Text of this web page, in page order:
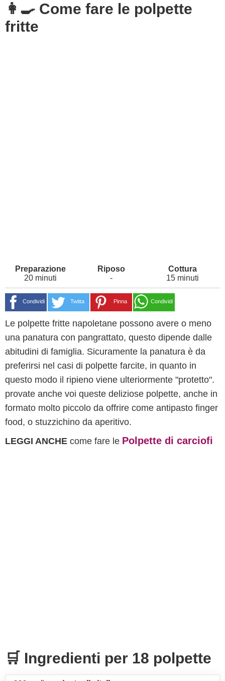
👩‍🍳 Come fare le polpette
fritte
20 minuti - 15 minuti
Condividi Twitta Pinna Condividi
Le polpette fritte napoletane possono avere o meno
una panatura con pangrattato, questo dipende dalle
abitudini di famiglia. Sicuramente la panatura è da
preferirsi nel casi di polpette farcite, in quanto in
questo modo il ripieno viene ulteriormente "protetto".
provate anche voi queste deliziose polpette, anche in
formato molto piccolo da offrire come antipasto finger
food, o stuzzichino da aperitivo.
LEGGI ANCHE come fare le Polpette di carciofi
🛒 Ingredienti per 18 polpette